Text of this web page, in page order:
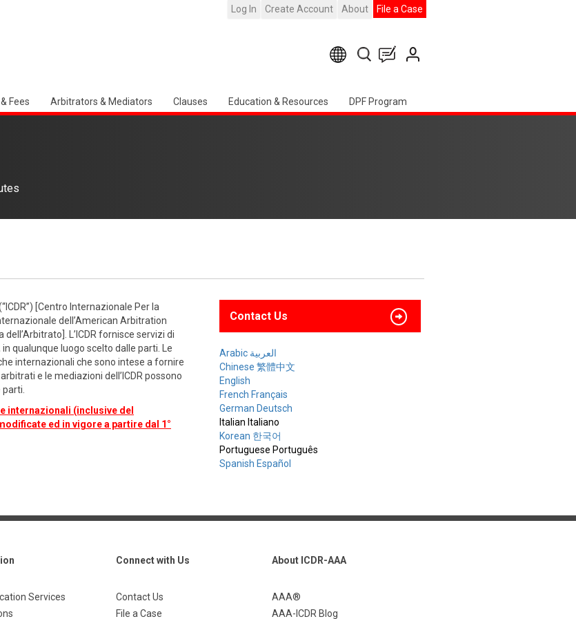
Log In Create Account About File a Case
Fees Arbitrators & Mediators Clauses Education & Resources DPF Program
[Centro Internazionale Per la
dell’American Arbitration
L’ICDR fornisce servizi di
qualunque luogo scelto dalle parti. Le
internazionali che sono intese a fornire
e le mediazioni dell’ICDR possono
internazionali (inclusive del
ed in vigore a partire dal 1°
Contact Us
Arabic العربية
Chinese 繁體中文
English
French Français
German Deutsch
Italian Italiano
Korean 한국어
Portuguese Português
Spanish Español
Services
Connect with Us
Contact Us
File a Case
About ICDR-AAA
AAA®
AAA-ICDR Blog